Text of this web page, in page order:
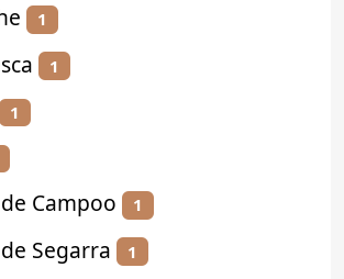
1
1
1
Campoo 1
Segarra 1